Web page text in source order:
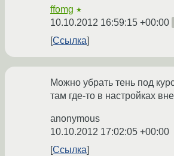
ffomg ★
10.10.2012 16:59:15 +00:00
Ссылка
Можно убрать тень под
там где-то в настройках
anonymous
10.10.2012 17:02:05 +00:00
Ссылка